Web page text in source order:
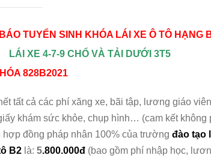
TUYỂN SINH KHÓA LÁI XE Ô TÔ HẠNG
LÁI XE 4-7-9 CHỔ VÀ TẢI DƯỚI 3T5
828B2021
tất cả các phí xăng xe, bãi tập, lương giáo
khám sức khỏe, chụp hình… (cam kết không
hợp đồng pháp nhân 100% của trườngđào tạo
B2 là:5.800.000đ (bao gồm phí nhập học,